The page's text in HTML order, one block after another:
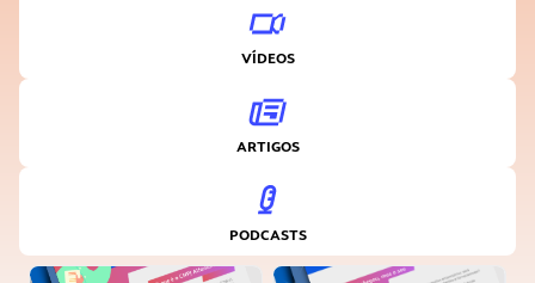
VÍDEOS
ARTIGOS
PODCASTS